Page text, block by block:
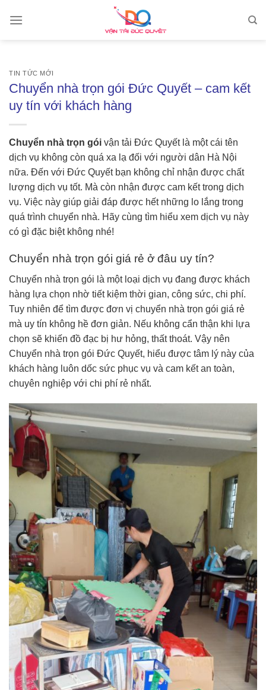
TIN TỨC MỚI
Chuyển nhà trọn gói Đức Quyết – cam kết
uy tín với khách hàng
Chuyển nhà trọn gói vận tải Đức Quyết là một cái tên
dịch vụ không còn quá xa lạ đối với người dân Hà Nội
nữa. Đến với Đức Quyết bạn không chỉ nhận được chất
lượng dịch vụ tốt. Mà còn nhận được cam kết trong dịch
vụ. Việc này giúp giải đáp được hết những lo lắng trong
quá trình chuyển nhà. Hãy cùng tìm hiểu xem dịch vụ này
có gì đặc biệt không nhé!
Chuyển nhà trọn gói giá rẻ ở đâu uy tín?
Chuyển nhà trọn gói là một loại dịch vụ đang được khách
hàng lựa chọn nhờ tiết kiệm thời gian, công sức, chi phí.
Tuy nhiên để tìm được đơn vị chuyển nhà trọn gói giá rẻ
mà uy tín không hề đơn giản. Nếu không cẩn thận khi lựa
chọn sẽ khiến đồ đạc bị hư hỏng, thất thoát. Vậy nên
Chuyển nhà trọn gói Đức Quyết, hiểu được tâm lý này của
khách hàng luôn dốc sức phục vụ và cam kết an toàn,
chuyên nghiệp với chi phí rẻ nhất.